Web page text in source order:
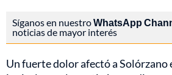
Síganos en nuestroWhatsApp
noticias de mayor interés
Un fuerte dolor afectó a Solórzano